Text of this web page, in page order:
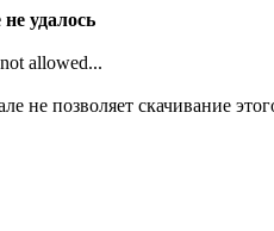
удалось
allowed...
не позволяет скачивание